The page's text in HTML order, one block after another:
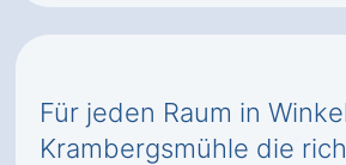
Für jeden Raum in
Krambergsmühle die